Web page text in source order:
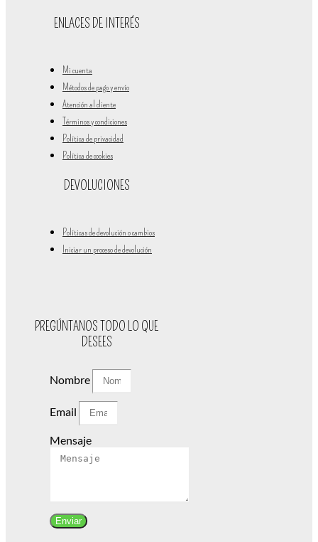
ENLACES DE INTERÉS
Mi cuenta
Métodos de pago y envío
Atención al cliente
Términos y condiciones
Política de privacidad
Política de cookies
DEVOLUCIONES
Políticas de devolución o cambios
Iniciar un proceso de devolución
PREGÚNTANOS TODO LO QUE
DESEES
Nombre
Email
Mensaje
Enviar